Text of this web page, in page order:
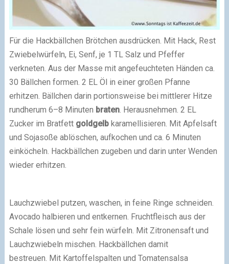
Für die Hackbällchen Brötchen ausdrücken. Mit Hack, Rest
Zwiebelwürfeln, Ei, Senf, je 1 TL Salz und Pfeffer
verkneten. Aus der Masse mit angefeuchteten Händen ca.
30 Bällchen formen. 2 EL Öl in einer großen Pfanne
erhitzen. Bällchen darin portionsweise bei mittlerer Hitze
rundherum 6–8 Minuten braten. Herausnehmen. 2 EL
Zucker im Bratfett goldgelbkaramellisieren. Mit Apfelsaft
und Sojasoße ablöschen, aufkochen und ca. 6 Minuten
einköcheln. Hackbällchen zugeben und darin unter Wenden
wieder erhitzen.
Lauchzwiebel putzen, waschen, in feine Ringe schneiden.
Avocado halbieren und entkernen. Fruchtfleisch aus der
Schale lösen und sehr fein würfeln. Mit Zitronensaft und
Lauchzwiebeln mischen. Hackbällchen damit
bestreuen. Mit Kartoffelspalten und Tomatensalsa